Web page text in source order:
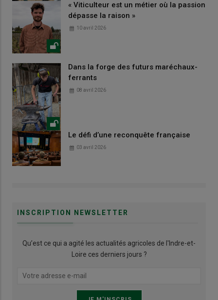
« Viticulteur est un métier où la passion
dépasse la raison »
10 avril 2026
Dans la forge des futurs maréchaux-
ferrants
08 avril 2026
Le défi d’une reconquête française
03 avril 2026
INSCRIPTION NEWSLETTER
Qu’est ce qui a agité les actualités agricoles de l'Indre-et-
Loire ces derniers jours ?